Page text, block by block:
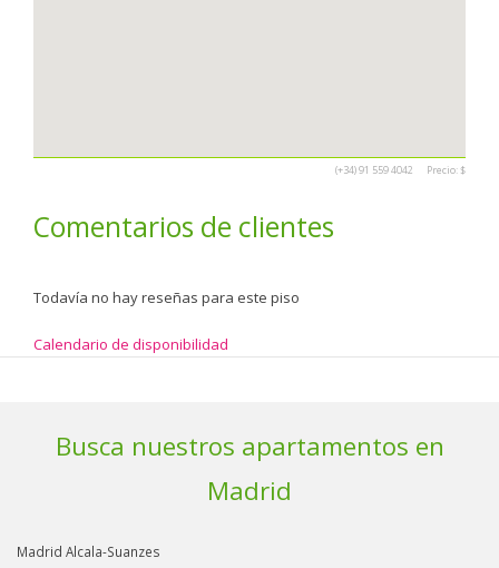
(+34) 91 559 4042 Precio:$
Comentarios de clientes
Todavía no hay reseñas para este piso
Calendario de disponibilidad
Busca nuestros apartamentos en
Madrid
Madrid Alcala-Suanzes